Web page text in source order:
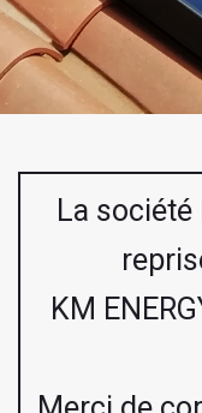
La société
KM